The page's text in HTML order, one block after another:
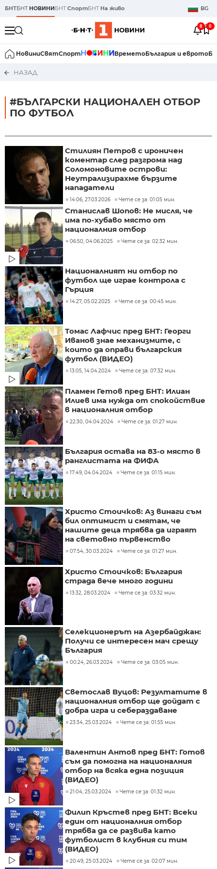
БНТБНТ НОВИНИБНТСпортБНТ На живо BG
8 0
НовиниСвятСпорт ВреметоБългария и еврото
НАЗАД
#БЪЛГАРСКИ НАЦИОНАЛЕН ОТБОР
ПО ФУТБОЛ
Стилиян Петров с ироничен
коментар след разгрома над
Соломоновите острови:
Неутрализирахме бързите
нападатели
14:06, 27.03.2026 Чете се за: 01:05 мин.
Станислав Шопов: Не мисля, че
има по-хубаво място от
националния отбор
06:50, 04.06.2025 Чете се за: 02:32 мин.
Националният ни отбор по
футбол ще играе контрола с
Гърция
14:27, 05.02.2025 Чете се за: 00:45 мин.
Томас Лафчис пред БНТ: Георги
Иванов знае механизмите, с
които да оправи българския
футбол (ВИДЕО)
13:05, 14.04.2024 Чете се за: 07:32 мин.
Пламен Гетов пред БНТ: Илиан
Илиев има нужда от спокойствие
в националния отбор
22:30, 04.04.2024 Чете се за: 01:27 мин.
България остава на 83-о място в
ранглистата на ФИФА
17:49, 04.04.2024 Чете се за: 01:15 мин.
Христо Стоичков: Аз винаги съм
бил оптимист и смятам, че
нашите деца трябва да играят
на световно първенство
07:54, 30.03.2024 Чете се за: 01:27 мин.
Христо Стоичков: България
страда вече много години
13:32, 28.03.2024 Чете се за: 03:32 мин.
Селекционерът на Азербайджан:
Получи се интересен мач срещу
България
00:24, 26.03.2024 Чете се за: 03:05 мин.
Светослав Вуцов: Резултатите в
националния отбор ще дойдат с
добра игра и себераздаване
23:34, 25.03.2024 Чете се за: 01:55 мин.
Валентин Антов пред БНТ: Готов
съм да помогна на националния
отбор на всяка една позиция
(ВИДЕО)
21:04, 25.03.2024 Чете се за: 01:32 мин.
Филип Кръстев пред БНТ: Всеки
един от националния отбор
трябва да се развива като
футболист в клубния си тим
(ВИДЕО)
20:49, 25.03.2024 Чете се за: 02:07 мин.